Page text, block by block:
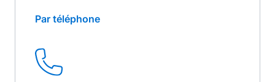
Par téléphone